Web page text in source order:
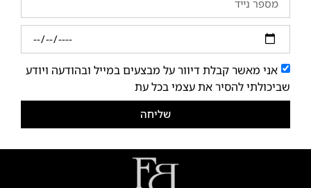
אני מאשר קבלת דיוור על מבצעים במייל ובהודעה ויודע
שביכולתי להסיר את עצמי בכל עת
שליחה